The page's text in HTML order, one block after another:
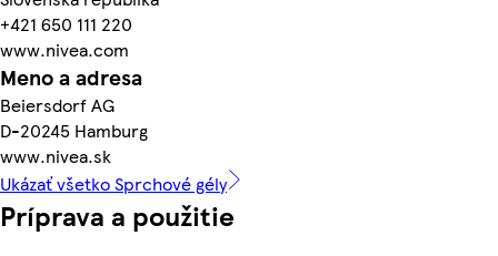
+421 650 111 220
www.nivea.com
Meno a adresa
Beiersdorf AG
D-20245 Hamburg
www.nivea.sk
Ukázať všetko Sprchové gély
Príprava a použitie